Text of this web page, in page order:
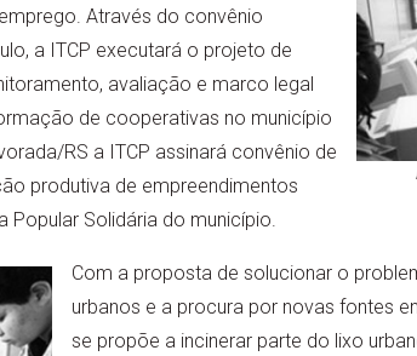
Através do convênio
a ITCP executará o projeto de
avaliação e marco legal
de cooperativas no município
RS a ITCP assinará convênio de
produtiva de empreendimentos
Popular Solidária do município.
Com a proposta de solucionar o
urbanos e a procura por novas fontes
se propõe a incinerar parte do lixo